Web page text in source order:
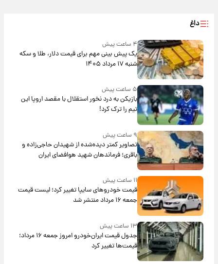
داغ
۴ ساعت پیش
یک پیش ‌بینی مهم برای قیمت دلار، طلا و سکه
شنبه ۱۷ مرداد ۱۴۰۵
۵ ساعت پیش
بازیکن به درد نخور استقلال با مقصد اروپا این
تیم را ترک کرد!
۹ ساعت پیش
تصاویر کمتر دیده‌شده از شهیدان حاجی‌زاده و
باقری؛ فرماندهان شهید هوافضای ایران
۱۱ ساعت پیش
قیمت خودروهای سایپا تغییر کرد؛ لیست قیمت
جمعه ۱۶ مرداد منتشر شد
۱۳ ساعت پیش
جدول قیمت ایران‌خودرو امروز جمعه ۱۶ مرداد؛
قیمت‌ها تغییر کرد